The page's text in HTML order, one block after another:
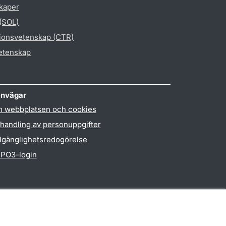
(CTR)
webbplatsen och cookies
av personuppgifter
login